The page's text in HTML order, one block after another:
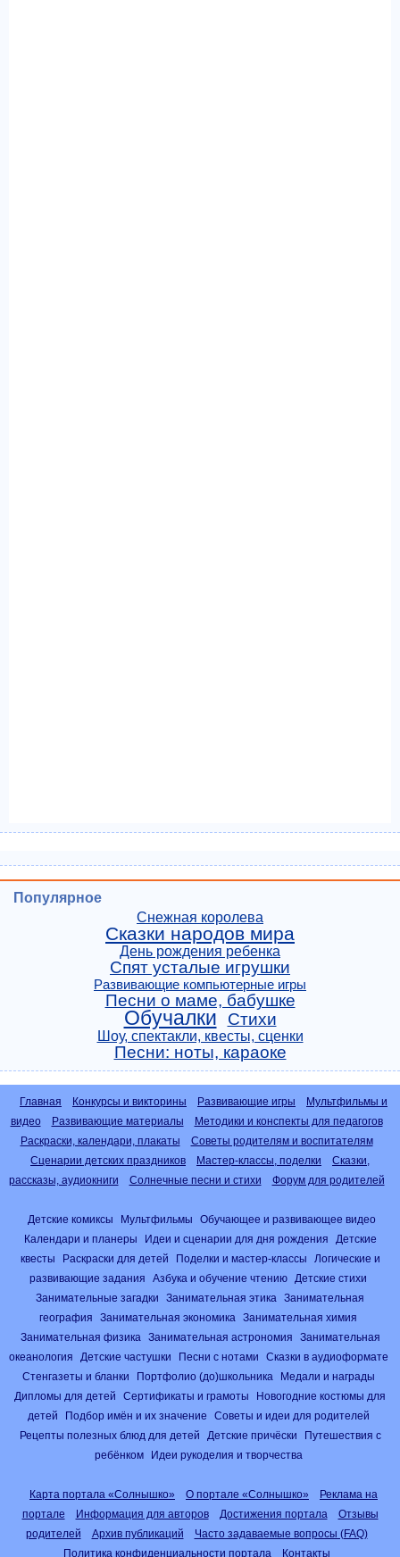
Популярное
Снежная королева
Сказки народов мира
День рождения ребенка
Спят усталые игрушки
Развивающие компьютерные игры
Песни о маме, бабушке
Обучалки Стихи
Шоу, спектакли, квесты, сценки
Песни: ноты, караоке
Главная Конкурсы и викторины Развивающие игры
Мультфильмы и
видео
Развивающие материалы
Методики и конспекты для педагогов
Раскраски, календари, плакаты
Советы родителям и воспитателям
Сценарии детских праздников
Мастер-классы, поделки
Сказки,
рассказы, аудиокниги
Солнечные песни и стихи Форум для родителей
Детские комиксы Мультфильмы
Обучающее и развивающее видео
Календари и планеры
Идеи и сценарии для дня рождения
Детские
квесты
Раскраски для детей Поделки и мастер-классы
Логические и
развивающие задания
Азбука и обучение чтению
Детские стихи
Занимательные загадки
Занимательная этика
Занимательная
география
Занимательная экономика
Занимательная химия
Занимательная физика
Занимательная астрономия
Занимательная
океанология
Детские частушки Песни с нотами
Сказки в аудиоформате
Стенгазеты и бланки
Портфолио (до)школьника
Медали и награды
Дипломы для детей
Сертификаты и грамоты
Новогодние костюмы для
детей
Подбор имён и их значение
Советы и идеи для родителей
Рецепты полезных блюд для детей
Детские причёски
Путешествия с
ребёнком
Идеи рукоделия и творчества
Карта портала «Солнышко» О портале «Солнышко»
Реклама на
портале
Информация для авторов Достижения портала
Отзывы
родителей
Архив публикаций
Часто задаваемые вопросы (FAQ)
Политика конфиденциальности портала
Контакты